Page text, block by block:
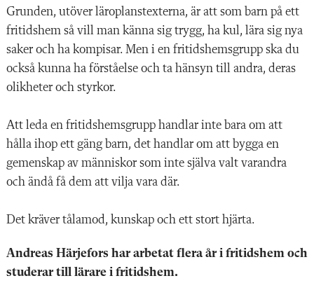
Grunden, utöver läroplanstexterna, är att som barn på ett
fritidshem så vill man känna sig trygg, ha kul, lära sig nya
saker och ha kompisar. Men i en fritidshemsgrupp ska du
också kunna ha förståelse och ta hänsyn till andra, deras
olikheter och styrkor.
Att leda en fritidshemsgrupp handlar inte bara om att
hålla ihop ett gäng barn, det handlar om att bygga en
gemenskap av människor som inte själva valt varandra
och ändå få dem att vilja vara där.
Det kräver tålamod, kunskap och ett stort hjärta.
Andreas Härjefors har arbetat flera år i fritidshem och
studerar till lärare i fritidshem.